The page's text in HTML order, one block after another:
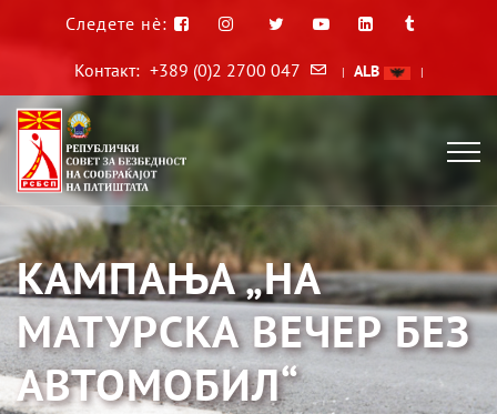
Следете нè:
Контакт: +389 (0)2 2700 047 | ALB |
КАМПАЊА „НА
МАТУРСКА ВЕЧЕР БЕЗ
АВТОМОБИЛ“